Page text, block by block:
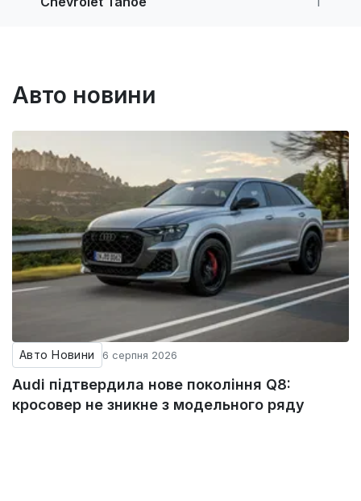
Авто новини
Авто Новини 6 серпня 2026
Audi підтвердила нове покоління Q8:
кросовер не зникне з модельного ряду